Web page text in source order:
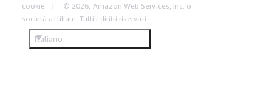
cookie
© 2026, Amazon Web Services, Inc. o
società affiliate. Tutti i diritti riservati.
Italiano